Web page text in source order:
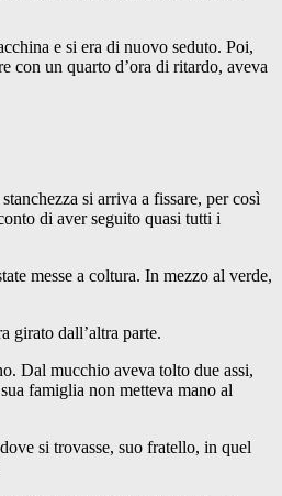
e si era di nuovo seduto. Poi,
con un quarto d’ora di ritardo, aveva
si arriva a fissare, per così
di aver seguito quasi tutti i
messe a coltura. In mezzo al verde,
girato dall’altra parte.
Dal mucchio aveva tolto due assi,
famiglia non metteva mano al
si trovasse, suo fratello, in quel